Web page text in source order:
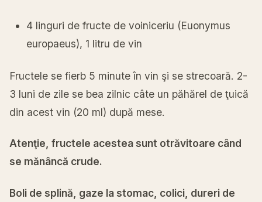
4 linguri de fructe de voiniceriu (Euonymus
europaeus), 1 litru de vin
Fructele se fierb 5 minute în vin şi se strecoară. 2-
3 luni de zile se bea zilnic câte un păhărel de ţuică
din acest vin (20 ml) după mese.
Atenţie, fructele acestea sunt otrăvitoare când
se mănâncă crude.
Boli de splină, gaze la stomac, colici, dureri de